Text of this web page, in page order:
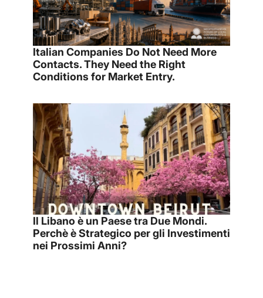
Italian Companies Do Not Need More
Contacts. They Need the Right
Conditions for Market Entry.
Il Libano è un Paese tra Due Mondi.
Perchè è Strategico per gli Investimenti
nei Prossimi Anni?